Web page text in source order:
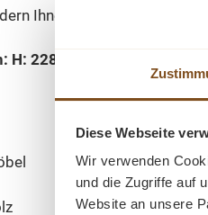
Diese Webseite
Wir verwenden
und die Zugriffe auf
Website an unsere
Ihnen auch langfristig
H: 228 cm, B: 120 cm, T: 51